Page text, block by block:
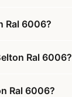
Ral 6006?
Ral 6006?
Ral 6006?